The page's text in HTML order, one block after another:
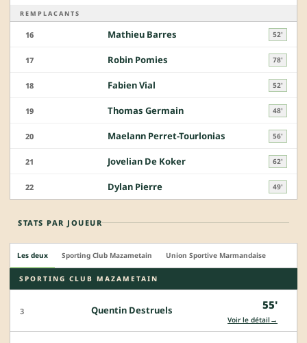
REMPLACANTS
16 Mathieu Barres 52'
17 Robin Pomies 78'
18 Fabien Vial 52'
19 Thomas Germain 48'
20 Maelann Perret-Tourlonias 56'
21 Jovelian De Koker 62'
22 Dylan Pierre 49'
STATS PAR JOUEUR
Les deux Sporting Club Mazametain Union Sportive Marmandaise
SPORTING CLUB MAZAMETAIN
3 Quentin Destruels 55'
Voir le détail →